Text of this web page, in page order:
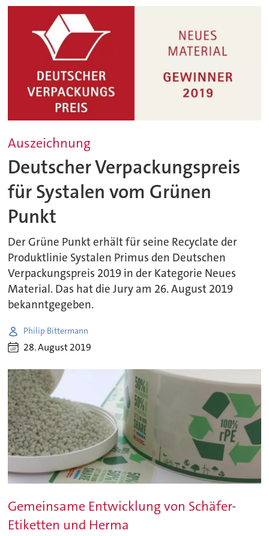
Auszeichnung
Deutscher Verpackungspreis
für Systalen vom Grünen
Punkt
Der Grüne Punkt erhält für seine Recyclate der
Produktlinie Systalen Primus den Deutschen
Verpackungspreis 2019 in der Kategorie Neues
Material. Das hat die Jury am 26. August 2019
bekanntgegeben.
Philip Bittermann
28. August 2019
Gemeinsame Entwicklung von Schäfer-
Etiketten und Herma